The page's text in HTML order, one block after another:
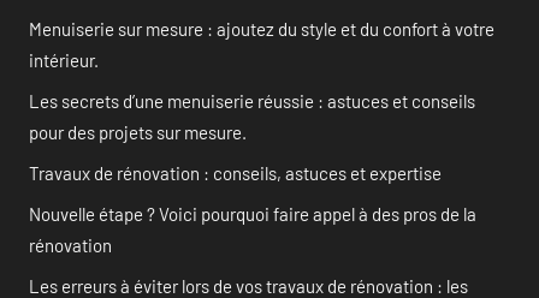
Menuiserie sur mesure : ajoutez du style et du confort à votre
intérieur.
Les secrets d’une menuiserie réussie : astuces et conseils
pour des projets sur mesure.
Travaux de rénovation : conseils, astuces et expertise
Nouvelle étape ? Voici pourquoi faire appel à des pros de la
rénovation
Les erreurs à éviter lors de vos travaux de rénovation : les